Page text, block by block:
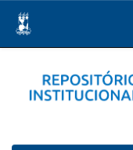
navigation